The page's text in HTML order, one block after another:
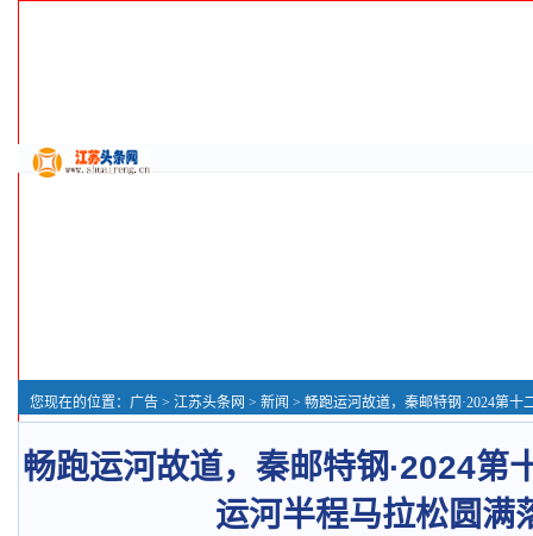
您现在的位置： 广告 > 江苏头条网 > 新闻 > 畅跑运河故道，秦邮特钢·2024第十二届扬州高邮
畅跑运河故道，秦邮特钢·2024第
运河半程马拉松圆满